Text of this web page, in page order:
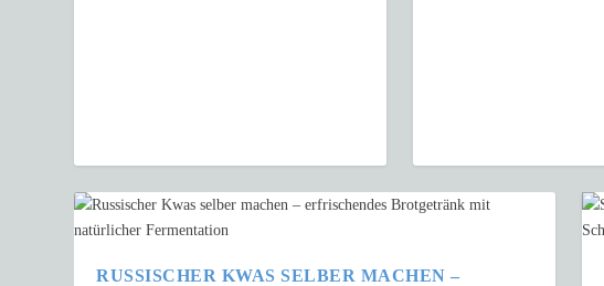
RUSSISCHER KWAS SELBER MACHEN –